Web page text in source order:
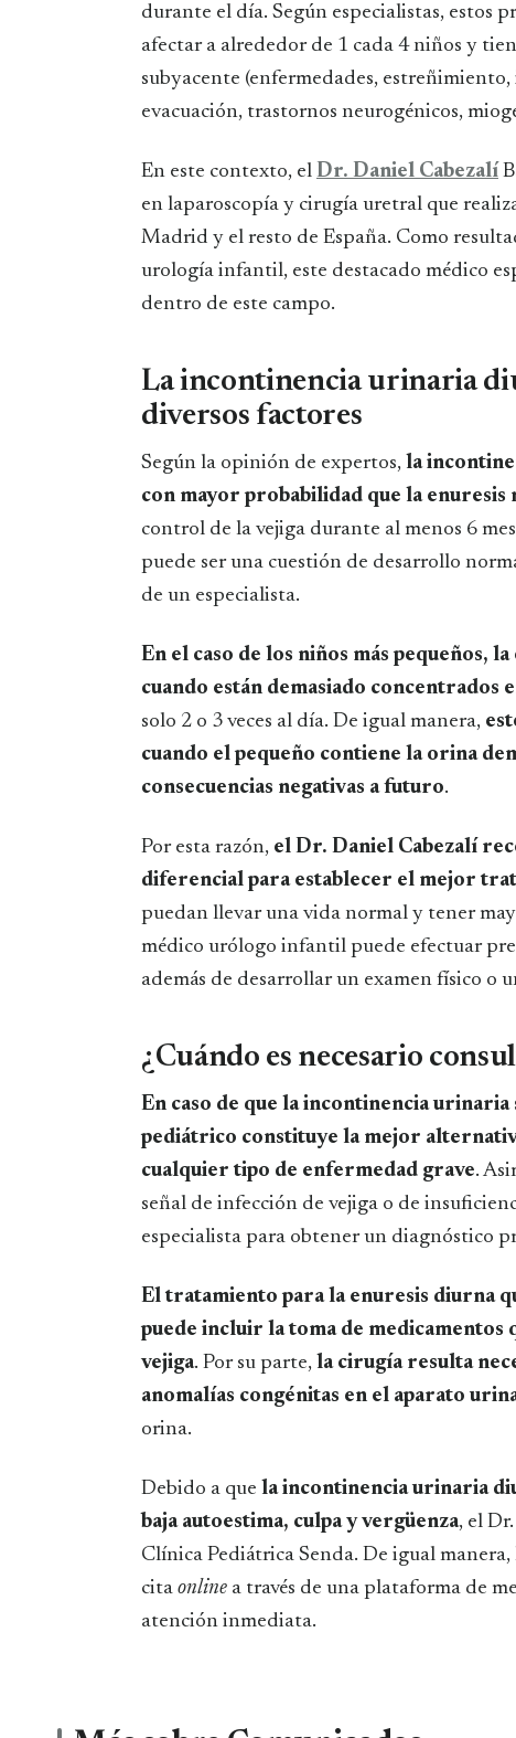
durante el día. Según especialistas, estos
afectar a alrededor de 1 cada 4 niños y
subyacente (enfermedades,
evacuación, trastornos neurogénicos,
En este contexto, el Dr. Daniel Cabezalí
en laparoscopía y cirugía uretral que
Madrid y el resto de España. Como
urología infantil, este destacado médico
dentro de este campo.
La incontinencia urinaria
diversos factores
Según la opinión de expertos, la
con mayor probabilidad que la enuresis
control de la vejiga durante al menos 6
puede ser una cuestión de desarrollo
de un especialista.
En el caso de los niños más pequeños,
cuando están demasiado concentrados
solo 2 o 3 veces al día. De igual manera,
cuando el pequeño contiene la orina
consecuencias negativas a futuro.
Por esta razón, el Dr. Daniel Cabezalí
diferencial para establecer el mejor
puedan llevar una vida normal y tener
médico urólogo infantil puede efectuar
además de desarrollar un examen físico o
¿Cuándo es necesario
En caso de que la incontinencia
pediátrico constituye la mejor
cualquier tipo de enfermedad grave.
señal de infección de vejiga o de
especialista para obtener un diagnóstico
El tratamiento para la enuresis diurna
puede incluir la toma de medicamentos
vejiga. Por su parte, la cirugía resulta
anomalías congénitas en el aparato
orina.
Debido a que la incontinencia urinaria
baja autoestima, culpa y vergüenza, el
Clínica Pediátrica Senda. De igual
cita online a través de una plataforma de
atención inmediata.